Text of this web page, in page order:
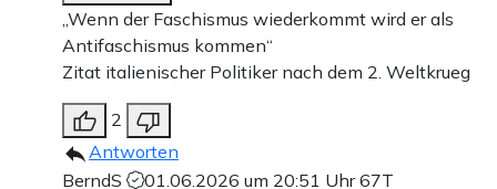
„Wenn der Faschismus wiederkommt wird er als
Antifaschismus kommen“
Zitat italienischer Politiker nach dem 2. Weltkrueg
2
Antworten
BerndS
01.06.2026 um 20:51 Uhr67T